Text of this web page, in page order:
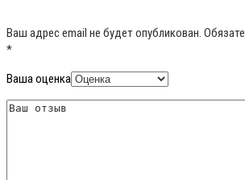
Ваш адрес email не будет опубликован.
*
Ваша оценка